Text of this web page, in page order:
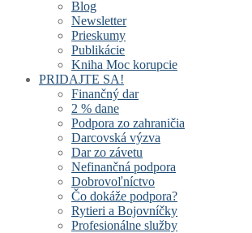
Blog
Newsletter
Prieskumy
Publikácie
Kniha Moc korupcie
PRIDAJTE SA!
Finančný dar
2 % dane
Podpora zo zahraničia
Darcovská výzva
Dar zo závetu
Nefinančná podpora
Dobrovoľníctvo
Čo dokáže podpora?
Rytieri a Bojovníčky
Profesionálne služby